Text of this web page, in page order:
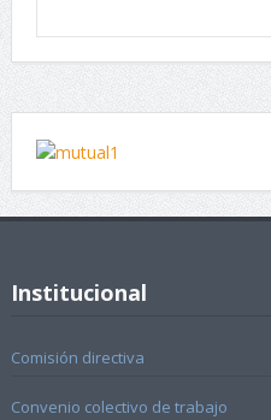
Institucional
Comisión directiva
Convenio colectivo de trabajo